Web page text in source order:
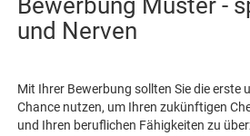
Bewerbung Muster -
und Nerven
Mit Ihrer Bewerbung sollten Sie die erste
Chance nutzen, um Ihren zukünftigen
und Ihren beruflichen Fähigkeiten zu